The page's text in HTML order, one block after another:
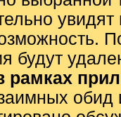
будут
рамках
обид